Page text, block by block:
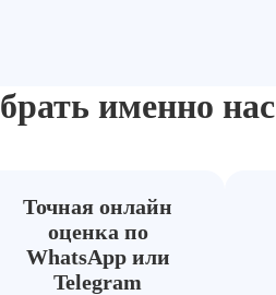
именно нас
Точная онлайн
оценка по
WhatsApp или
Telegram